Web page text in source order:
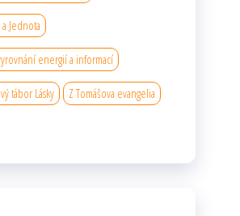
Jednota
energií a informací
tábor Lásky Z Tomášova evangelia